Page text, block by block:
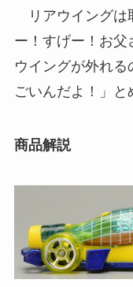
リアウイングは
ー！すげー！お父
ウイングが外れ
ごいんだよ！」と
商品解説